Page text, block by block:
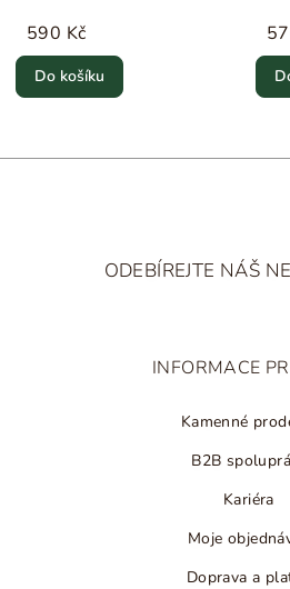
590 Kč
Do košíku
ODEBÍREJTE NÁŠ
INFORMACE
Kamenné
B2B
Kariéra
Moje
Doprava a